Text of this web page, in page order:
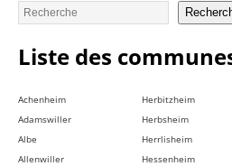
Liste des
Achenheim
Adamswiller
Albe
Allenwiller
Herbitzheim
Herbsheim
Herrlisheim
Hessenheim